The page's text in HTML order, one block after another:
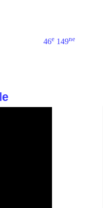
46e149ne